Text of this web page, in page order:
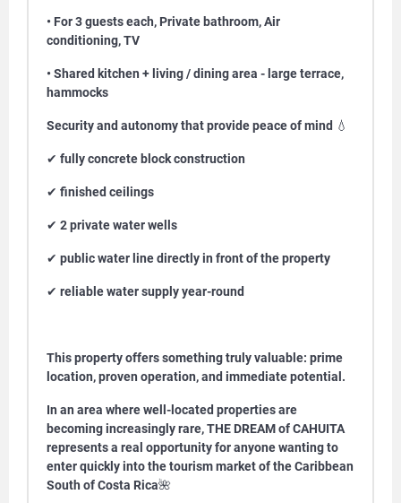
• For 3 guests each, Private bathroom, Air
conditioning, TV
• Shared kitchen + living / dining area - large terrace,
hammocks
Security and autonomy that provide peace of mind 💧
✔ fully concrete block construction
✔ finished ceilings
✔ 2 private water wells
✔ public water line directly in front of the property
✔ reliable water supply year-round
This property offers something truly valuable: prime
location, proven operation, and immediate potential.
In an area where well-located properties are
becoming increasingly rare, THE DREAM of CAHUITA
represents a real opportunity for anyone wanting to
enter quickly into the tourism market of the Caribbean
South of Costa Rica🌺